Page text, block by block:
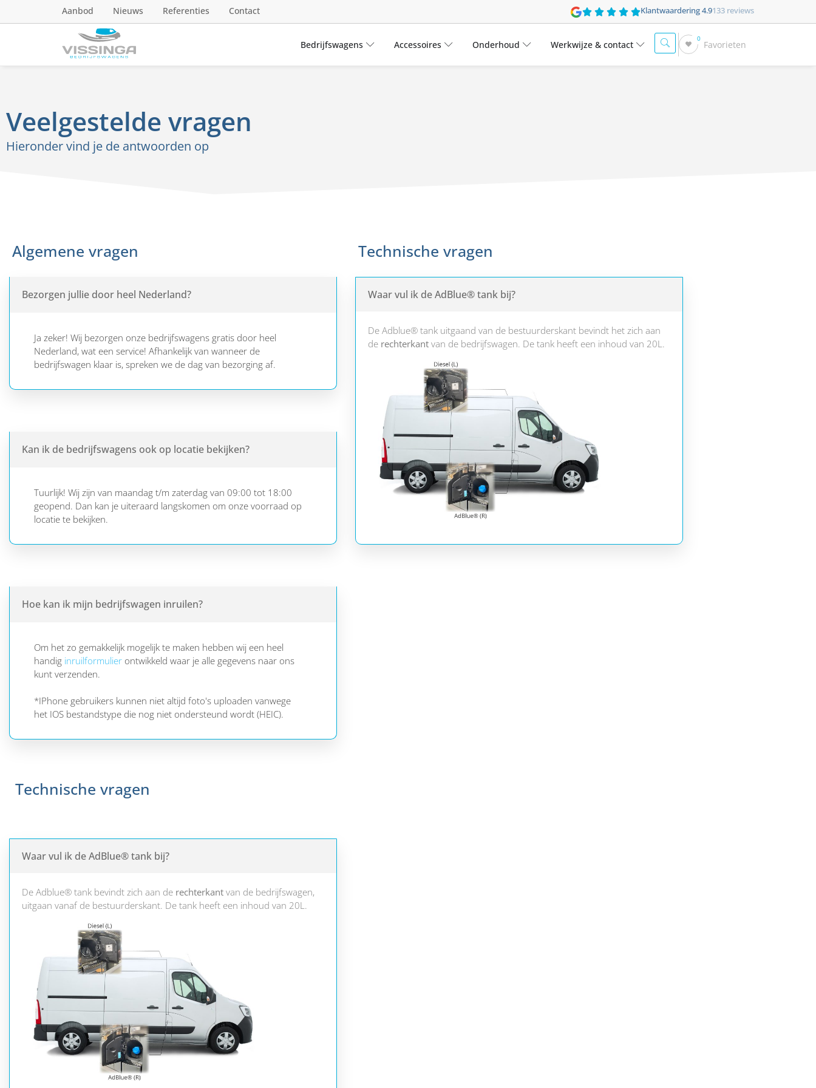
Aanbod Nieuws Referenties Contact Klantwaardering 4.9133 reviews
Bedrijfswagens Accessoires Onderhoud Werkwijze & contact
0
Favorieten
Veelgestelde vragen
Hieronder vind je de antwoorden op
Algemene vragen Technische vragen
Bezorgen jullie door heel Nederland?
Ja zeker! Wij bezorgen onze bedrijfswagens gratis door heel
Nederland, wat een service! Afhankelijk van wanneer de
bedrijfswagen klaar is, spreken we de dag van bezorging af.
Kan ik de bedrijfswagens ook op locatie bekijken?
Tuurlijk! Wij zijn van maandag t/m zaterdag van 09:00 tot 18:00
geopend. Dan kan je uiteraard langskomen om onze voorraad op
locatie te bekijken.
Hoe kan ik mijn bedrijfswagen inruilen?
Om het zo gemakkelijk mogelijk te maken hebben wij een heel
handig inruilformulier ontwikkeld waar je alle gegevens naar ons
kunt verzenden.
*IPhone gebruikers kunnen niet altijd foto's uploaden vanwege
het IOS bestandstype die nog niet ondersteund wordt (HEIC).
Technische vragen
Waar vul ik de AdBlue® tank bij?
De Adblue® tank bevindt zich aan de rechterkant van de bedrijfswagen,
uitgaan vanaf de bestuurderskant. De tank heeft een inhoud van 20L.
Waar vul ik de AdBlue® tank bij?
De Adblue® tank uitgaand van de bestuurderskant bevindt het zich aan
de rechterkant van de bedrijfswagen. De tank heeft een inhoud van 20L.